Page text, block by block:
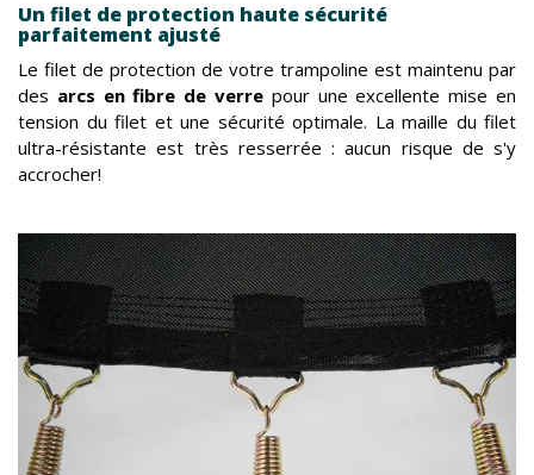
Un filet de protection haute sécurité
parfaitement ajusté
Le filet de protection de votre trampoline est maintenu par
des arcs en fibre de verre pour une excellente mise en
tension du filet et une sécurité optimale. La maille du filet
ultra-résistante est très resserrée : aucun risque de s'y
accrocher!